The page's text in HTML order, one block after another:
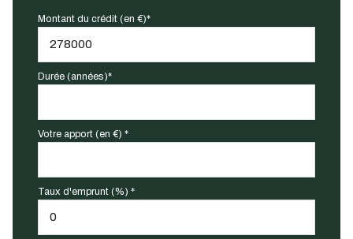
Montant du crédit (en €)*
Durée (années)*
Votre apport (en €) *
Taux d'emprunt (%) *